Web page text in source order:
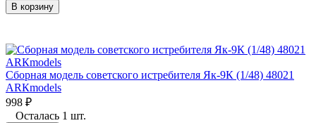
В корзину
Сборная модель советского истребителя Як-9К (1/48) 48021
АRКmodels
998 ₽
Осталась 1 шт.